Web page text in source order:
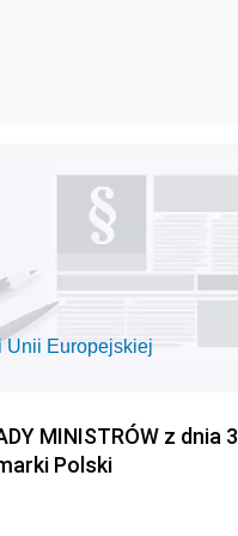
Unii Europejskiej
MINISTRÓW z dnia
Polski